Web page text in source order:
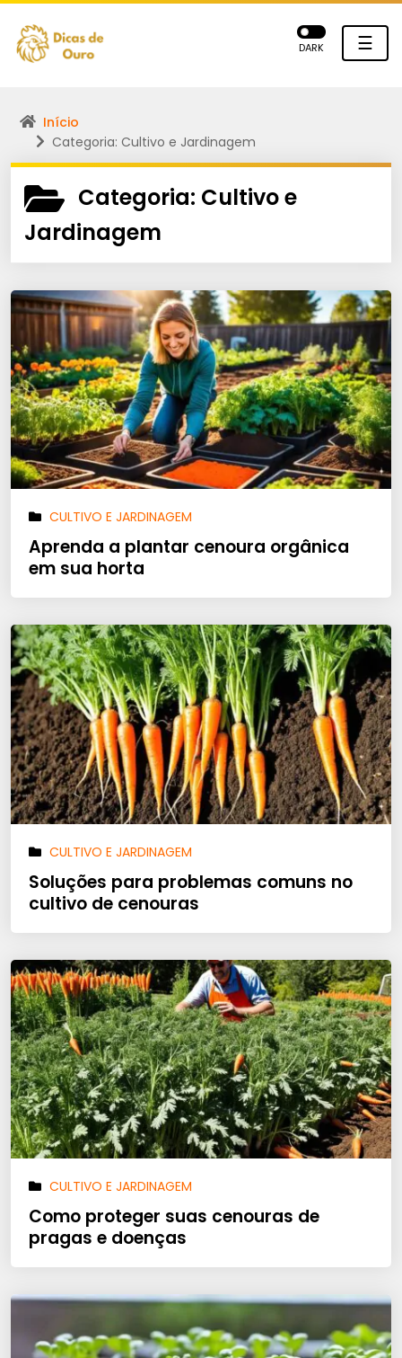
☰
DARK
Início
Categoria: Cultivo e Jardinagem
Categoria: Cultivo e
Jardinagem
CULTIVO E JARDINAGEM
Aprenda a plantar cenoura orgânica
em sua horta
CULTIVO E JARDINAGEM
Soluções para problemas comuns no
cultivo de cenouras
CULTIVO E JARDINAGEM
Como proteger suas cenouras de
pragas e doenças